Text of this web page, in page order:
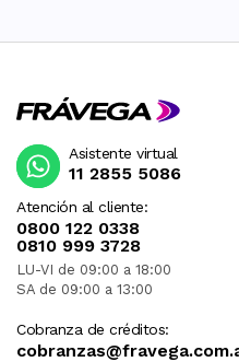
Atención al cliente:
0800 122 0338
0810 999 3728
LU-VI de 09:00 a 18:00
SA de 09:00 a 13:00
Cobranza de créditos:
Asistente virtual
11 2855 5086